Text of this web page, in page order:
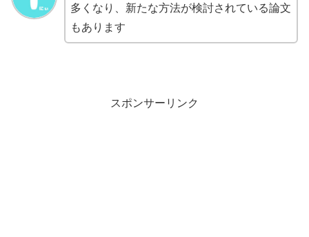
多くなり、新たな方法が検討されている論文
もあります
スポンサーリンク